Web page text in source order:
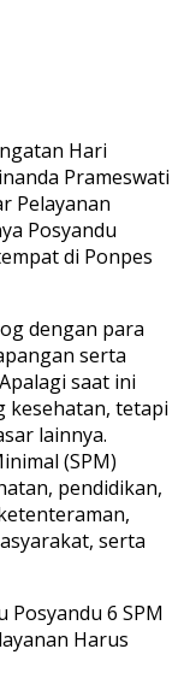
Hari
Prameswati
Pelayanan
Posyandu
di Ponpes
dengan para
serta
saat ini
kesehatan, tetapi
lainnya.
(SPM)
pendidikan,
serta